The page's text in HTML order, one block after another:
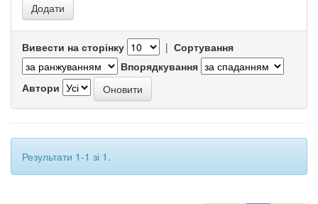
Вивести на сторінку | Сортування
Впорядкування
Автори
Результати 1-1 зі 1.